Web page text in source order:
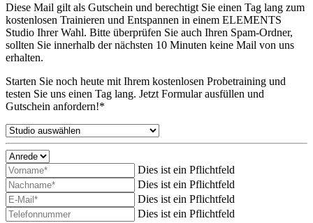
Diese Mail gilt als Gutschein und berechtigt Sie einen Tag lang zum
kostenlosen Trainieren und Entspannen in einem ELEMENTS
Studio Ihrer Wahl. Bitte überprüfen Sie auch Ihren Spam-Ordner,
sollten Sie innerhalb der nächsten 10 Minuten keine Mail von uns
erhalten.
Starten Sie noch heute mit Ihrem kostenlosen Probetraining und
testen Sie uns einen Tag lang. Jetzt Formular ausfüllen und
Gutschein anfordern!*
Dies ist ein Pflichtfeld
Dies ist ein Pflichtfeld
Dies ist ein Pflichtfeld
Dies ist ein Pflichtfeld